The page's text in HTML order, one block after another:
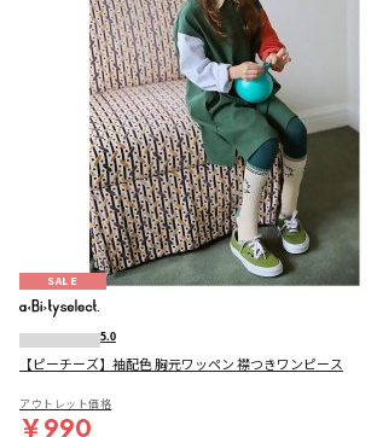
SALE
5.0
【ピーチーズ】袖配色 胸元ワッペン 襟つきワンピース
アウトレット価格
￥990